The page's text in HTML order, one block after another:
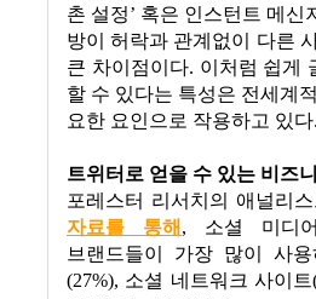
촌 설정’ 혹은 인스턴트 메신
방이 허락과 관계없이 다른
큰 차이점이다. 이처럼 쉽게
할 수 있다는 특성은 전세계
요한 요인으로 작용하고 있다.
트위터로 얻을 수 있는 비즈
포레스터 리서치의 애널리
자료를 통해 , 소셜 미디
브랜드들이 가장 많이 사
(27%), 소셜 네트워크 사이트